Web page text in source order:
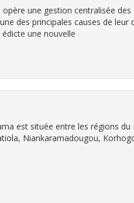
une gestion centralisée des
des principales causes de leur
édicte une nouvelle
est située entre les régions du
Niankaramadougou,